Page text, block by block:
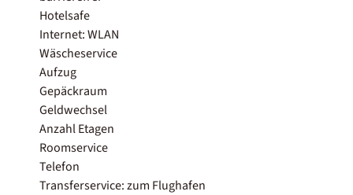
Hotelsafe
Internet: WLAN
Wäscheservice
Aufzug
Gepäckraum
Geldwechsel
Anzahl Etagen
Roomservice
Telefon
Transferservice: zum Flughafen